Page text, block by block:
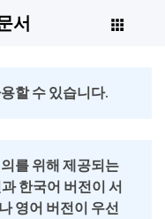
서
할 수 있습니다.
를 위해 제공되는
한국어 버전이 서
영어 버전이 우선